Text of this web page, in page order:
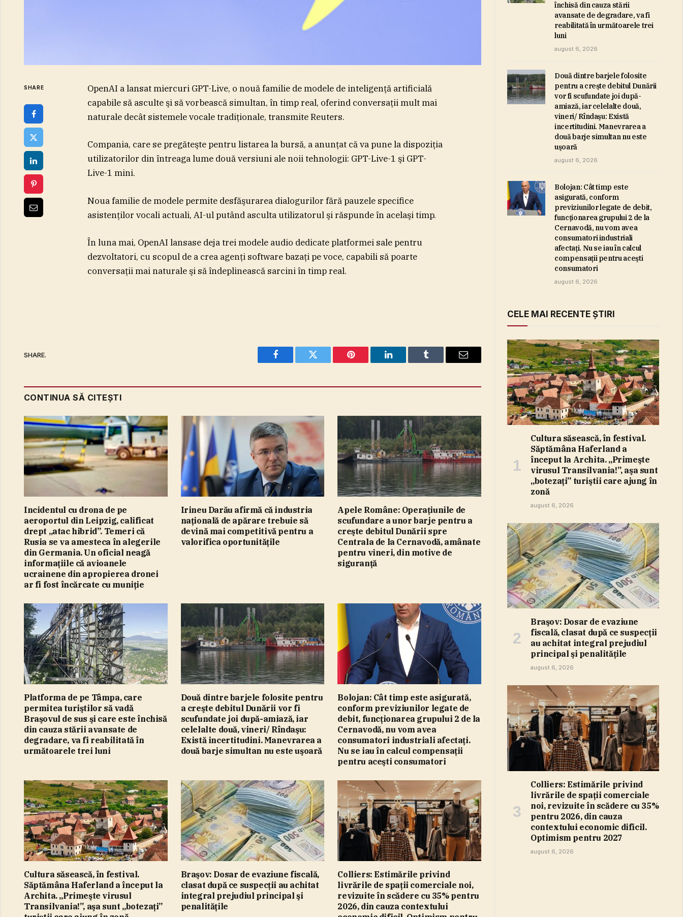
SHARE
OpenAI a lansat miercuri GPT-Live, o nouă familie de modele de inteligenţă artificială
capabile să asculte şi să vorbească simultan, în timp real, oferind conversaţii mult mai
naturale decât sistemele vocale tradiţionale, transmite Reuters.
Compania, care se pregăteşte pentru listarea la bursă, a anunţat că va pune la dispoziţia
utilizatorilor din întreaga lume două versiuni ale noii tehnologii: GPT-Live-1 şi GPT-
Live-1 mini.
Noua familie de modele permite desfăşurarea dialogurilor fără pauzele specifice
asistenţilor vocali actuali, AI-ul putând asculta utilizatorul şi răspunde în acelaşi timp.
În luna mai, OpenAI lansase deja trei modele audio dedicate platformei sale pentru
dezvoltatori, cu scopul de a crea agenţi software bazaţi pe voce, capabili să poarte
conversaţii mai naturale şi să îndeplinească sarcini în timp real.
SHARE.
Facebook Twitter Pinterest LinkedIn Tumblr Email
CONTINUA SĂ CITEȘTI
Incidentul cu drona de pe
aeroportul din Leipzig, calificat
drept „atac hibrid”. Temeri că
Rusia se va amesteca în alegerile
din Germania. Un oficial neagă
informaţiile că avioanele
ucrainene din apropierea dronei
ar fi fost încărcate cu muniţie
Irineu Darău afirmă că industria
naţională de apărare trebuie să
devină mai competitivă pentru a
valorifica oportunităţile
Apele Române: Operaţiunile de
scufundare a unor barje pentru a
creşte debitul Dunării spre
Centrala de la Cernavodă, amânate
pentru vineri, din motive de
siguranţă
Platforma de pe Tâmpa, care
permitea turiştilor să vadă
Braşovul de sus şi care este închisă
din cauza stării avansate de
degradare, va fi reabilitată în
următoarele trei luni
Două dintre barjele folosite pentru
a creşte debitul Dunării vor fi
scufundate joi după-amiază, iar
celelalte două, vineri/ Rîndaşu:
Există incertitudini. Manevrarea a
două barje simultan nu este uşoară
Bolojan: Cât timp este asigurată,
conform previziunilor legate de
debit, funcţionarea grupului 2 de la
Cernavodă, nu vom avea
consumatori industriali afectaţi.
Nu se iau în calcul compensaţii
pentru aceşti consumatori
Cultura săsească, în festival.
Săptămâna Haferland a început la
Archita. „Primeşte virusul
Transilvania!”, aşa sunt „botezaţi”
Braşov: Dosar de evaziune fiscală,
clasat după ce suspecţii au achitat
integral prejudiul principal şi
penalităţile
Colliers: Estimările privind
livrările de spaţii comerciale noi,
revizuite în scădere cu 35% pentru
2026, din cauza contextului
închisă din cauza stării
avansate de degradare, va fi
reabilitată în următoarele trei
luni
august 6, 2026
Două dintre barjele folosite
pentru a creşte debitul Dunării
vor fi scufundate joi după-
amiază, iar celelalte două,
vineri/ Rîndaşu: Există
incertitudini. Manevrarea a
două barje simultan nu este
uşoară
august 6, 2026
Bolojan: Cât timp este
asigurată, conform
previziunilor legate de debit,
funcţionarea grupului 2 de la
Cernavodă, nu vom avea
consumatori industriali
afectaţi. Nu se iau în calcul
compensaţii pentru aceşti
consumatori
august 6, 2026
CELE MAI RECENTE ȘTIRI
Cultura săsească, în festival.
Săptămâna Haferland a
început la Archita. „Primeşte
virusul Transilvania!”, aşa sunt
„botezaţi” turiştii care ajung în
zonă
august 6, 2026
Braşov: Dosar de evaziune
fiscală, clasat după ce suspecţii
au achitat integral prejudiul
principal şi penalităţile
august 6, 2026
Colliers: Estimările privind
livrările de spaţii comerciale
noi, revizuite în scădere cu 35%
pentru 2026, din cauza
contextului economic dificil.
Optimism pentru 2027
august 6, 2026